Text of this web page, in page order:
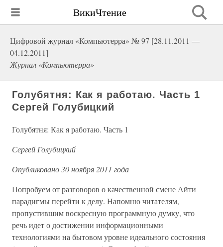
ВикиЧтение
Цифровой журнал «Компьютерра» № 97 [28.11.2011 —
04.12.2011]
Журнал «Компьютерра»
Голубятня: Как я работаю. Часть 1
Сергей Голубицкий
Голубятня: Как я работаю. Часть 1
Сергей Голубицкий
Опубликовано 30 ноября 2011 года
Попробуем от разговоров о качественной смене Айти
парадигмы перейти к делу. Напомню читателям,
пропустившим воскресную программную думку, что
речь идет о достижении информационными
технологиями на бытовом уровне идеального состояния